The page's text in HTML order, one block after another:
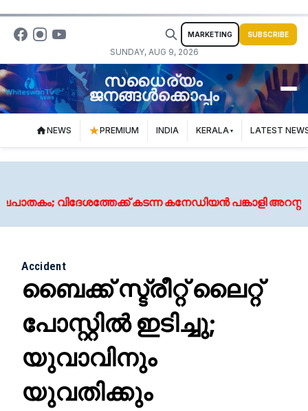
SUNDAY, AUG 9, 2026
MARKETING SUBSCRIBE
സധൈര്യം
ജനങ്ങൾക്കൊപ്പം
NEWS PREMIUM INDIA KERALA LATEST
കടന്ന കനേഡിയൻ പങ്കാളി അറസ്റ്റിൽ
Accident
ബൈക്ക് സ്ട്രീറ്റ് ലൈറ്റ്
പോസ്റ്റിൽ ഇടിച്ചു;
യുവാവിനും
യുവതിക്കും